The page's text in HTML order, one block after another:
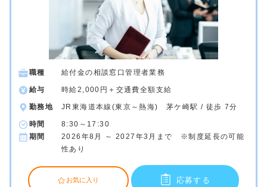
職種 給付金の相談窓口管理者業務
給与 時給2,000円＋交通費全額支給
勤務地 JR東海道本線(東京～熱海) 茅ケ崎駅 / 徒歩 7分
時間
8:30～17:30
期間
2026年8月 ～ 2027年3月まで ※制度延長の可能
性あり
お気に入り 応募する